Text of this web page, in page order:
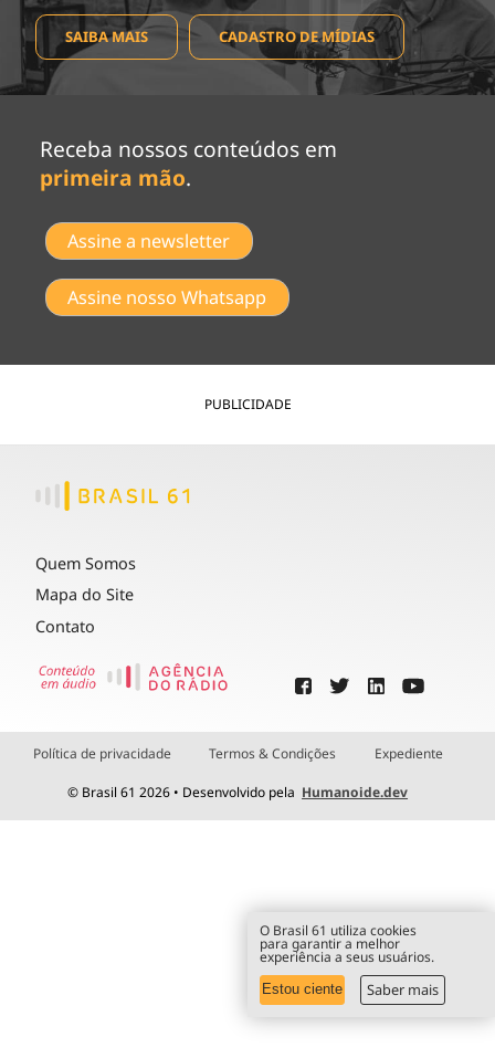
SAIBA MAIS CADASTRO DE MÍDIAS
Receba nossos conteúdos em
primeira mão.
Assine a newsletter
Assine nosso Whatsapp
PUBLICIDADE
Quem Somos
Mapa do Site
Contato
Política de privacidade Termos & Condições Expediente
© Brasil 61 2026 • Desenvolvido pela Humanoide.dev
O Brasil 61 utiliza cookies
para garantir a melhor
experiência a seus usuários.
Estou ciente Saber mais